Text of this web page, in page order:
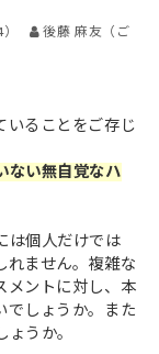
）
後藤 麻友（ご
いることをご存じ
ない無自覚なハ
は個人だけでは
れません。複雑な
メントに対し、本
でしょうか。また
うか。